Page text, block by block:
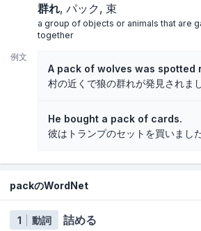
群れ パック 束
a group of objects or animals that are
together
例文
A pack of wolves was spotted
村の近くで狼の群れが発見されまし
He bought a pack of cards.
彼はトランプのセットを買いました
packのWordNet
1 動詞 詰める